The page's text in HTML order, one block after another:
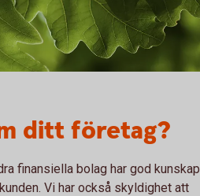
ditt företag?
finansiella bolag har god kunskap
Vi har också skyldighet att